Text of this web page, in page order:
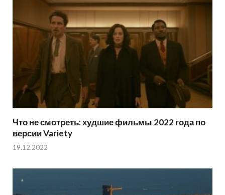
Что не смотреть: худшие фильмы 2022 года по
версии Variety
19.12.2022